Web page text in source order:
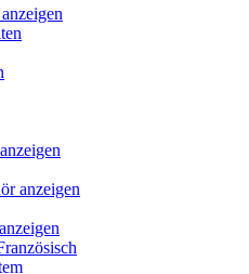
anzeigen